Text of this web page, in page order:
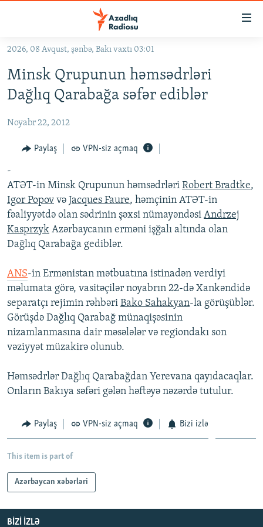
Əsas
qayıt
Əsas
naviqasiyaya
qayıt
KORRUPSIOMETR
#ƏSLINDƏ
FƏRQƏ BAX
ARAŞDIRMA
MULTIMEDIA
VIDEO
İNFOQRAFIKA
KARIKATURA
RADIO ARXIV
AZƏRBAYCAN ƏDƏBIYYATI KITABXANASI
İSLAM VƏ DEMOKRATIYA
İZ - MƏDƏNIYYƏT PROQRAMI
HAQQIMIZDA
MISSIYAMIZ
PEŞƏ ETIKASI VƏ JURNALISTIKA STANDARTLARIMIZ
MATERIALLARIMIZDAN ISTIFADƏ
AZADLIQRADIOSU MOBIL TELEFONUNUZDA
XƏBƏR BÜLLETENLƏRIMIZ
BIZI IZLƏ
RFE/RL-in bütün saytları
2026, 08 Avqust, şənbə, Bakı vaxtı 03:01
Minsk Qrupunun həmsədrləri
Dağlıq Qarabağa səfər ediblər
Noyabr 22, 2012
Paylaş VPN-siz açmaq
-
ATƏT-in Minsk Qrupunun həmsədrləri Robert Bradtke,
Igor Popov və Jacques Faure, həmçinin ATƏT-in
fəaliyyətdə olan sədrinin şəxsi nümayəndəsi Andrzej
Kasprzyk Azərbaycanın erməni işğalı altında olan
Dağlıq Qarabağa gediblər.
ANS-in Ermənistan mətbuatına istinadən verdiyi
məlumata görə, vasitəçilər noyabrın 22-də Xankəndidə
separatçı rejimin rəhbəri Bako Sahakyan-la görüşüblər.
Görüşdə Dağlıq Qarabağ münaqişəsinin
nizamlanmasına dair məsələlər və regiondakı son
vəziyyət müzakirə olunub.
Həmsədrlər Dağlıq Qarabağdan Yerevana qayıdacaqlar.
Onların Bakıya səfəri gələn həftəyə nəzərdə tutulur.
Paylaş VPN-siz açmaq Bizi izlə
This item is part of
Azərbaycan xəbərləri
BIZI IZLƏ